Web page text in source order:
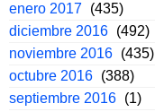
enero 2017 (435)
diciembre 2016 (492)
noviembre 2016 (435)
octubre 2016 (388)
septiembre 2016 (1)